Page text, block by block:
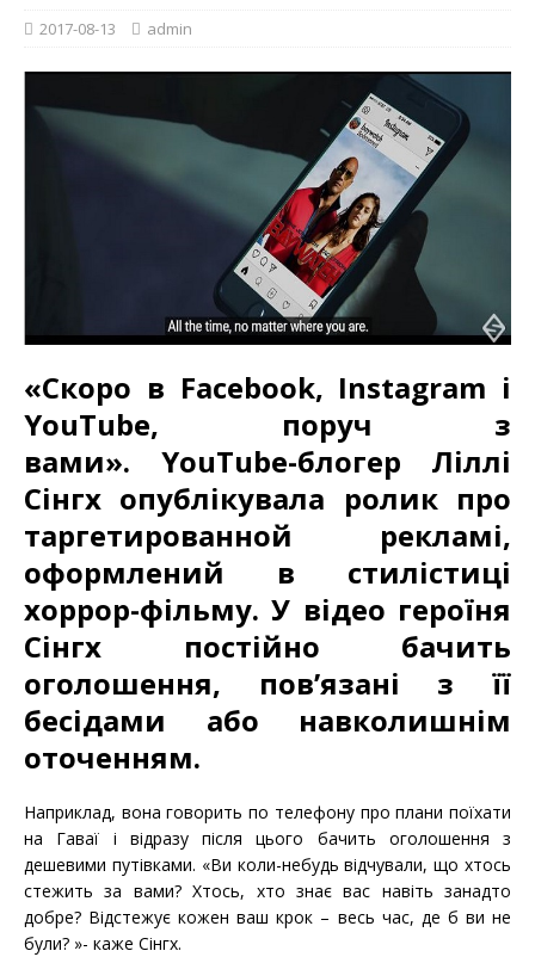
2017-08-13 admin
«Скоро в Facebook, Instagram і
YouTube, поруч з
вами». YouTube-блогер Ліллі
Сінгх опублікувала ролик про
таргетированной рекламі,
оформлений в стилістиці
хоррор-фільму. У відео героїня
Сінгх постійно бачить
оголошення, пов’язані з її
бесідами або навколишнім
оточенням.
Наприклад, вона говорить по телефону про плани поїхати
на Гаваї і відразу після цього бачить оголошення з
дешевими путівками. «Ви коли-небудь відчували, що хтось
стежить за вами? Хтось, хто знає вас навіть занадто
добре? Відстежує кожен ваш крок – весь час, де б ви не
були? »- каже Сінгх.